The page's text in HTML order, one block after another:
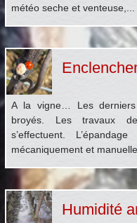
météo seche et venteuse,...
A la vigne… Les
broyés. Les travaux
s’effectuent.
mécaniquement et
Humidité